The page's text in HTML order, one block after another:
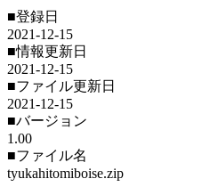
■登録日
2021-12-15
■情報更新日
2021-12-15
■ファイル更新日
2021-12-15
■バージョン
1.00
■ファイル名
tyukahitomiboise.zip